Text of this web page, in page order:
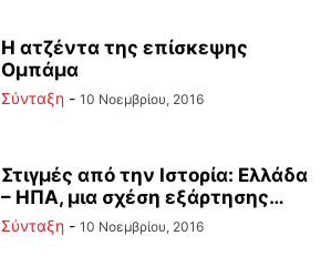
Η ατζέντα της επίσκεψης
Ομπάμα
Σύνταξη - 10 Νοεμβρίου, 2016
Στιγμές από την Ιστορία: Ελλάδα
– ΗΠΑ, μια σχέση εξάρτησης…
Σύνταξη - 10 Νοεμβρίου, 2016